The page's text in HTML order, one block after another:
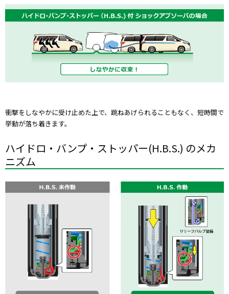
衝撃をしなやかに受け止めた上で、跳ねあげられることもなく、短時間で
挙動が落ち着きます。
ハイドロ・バンプ・ストッパー(H.B.S.) のメカ
ニズム